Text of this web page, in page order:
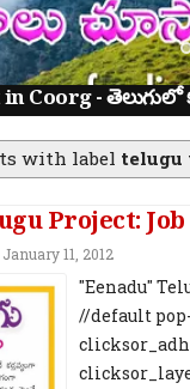
Coorg - తెలుగులో
with label telugu
Project:
11, 2012
"Eenadu"
//default